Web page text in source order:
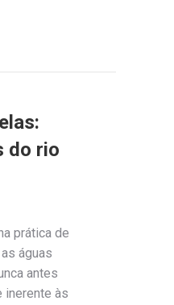
do rio
prática de
águas
antes
inerente às